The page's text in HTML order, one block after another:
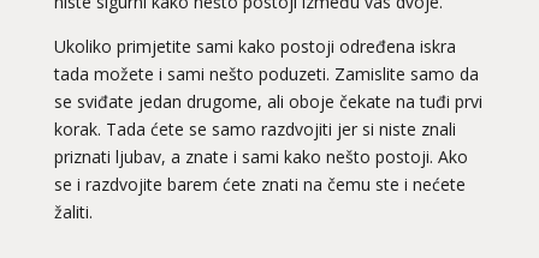
Ukoliko primjetite sami kako postoji određena iskra
tada možete i sami nešto poduzeti. Zamislite samo da
se sviđate jedan drugome, ali oboje čekate na tuđi prvi
korak. Tada ćete se samo razdvojiti jer si niste znali
priznati ljubav, a znate i sami kako nešto postoji. Ako
se i razdvojite barem ćete znati na čemu ste i nećete
žaliti.